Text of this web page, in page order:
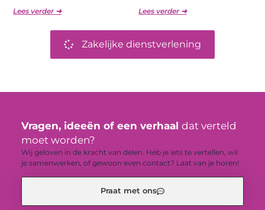
Lees verder ➜ Lees verder ➜
Zakelijke dienstverlening
Vragen, ideeën of een verhaal dat verteld
moet worden?
Wij geloven in de kracht van delen. Heb je iets te vertellen, wil
je samenwerken, of gewoon even contact? Laat van je horen!
Praat met ons